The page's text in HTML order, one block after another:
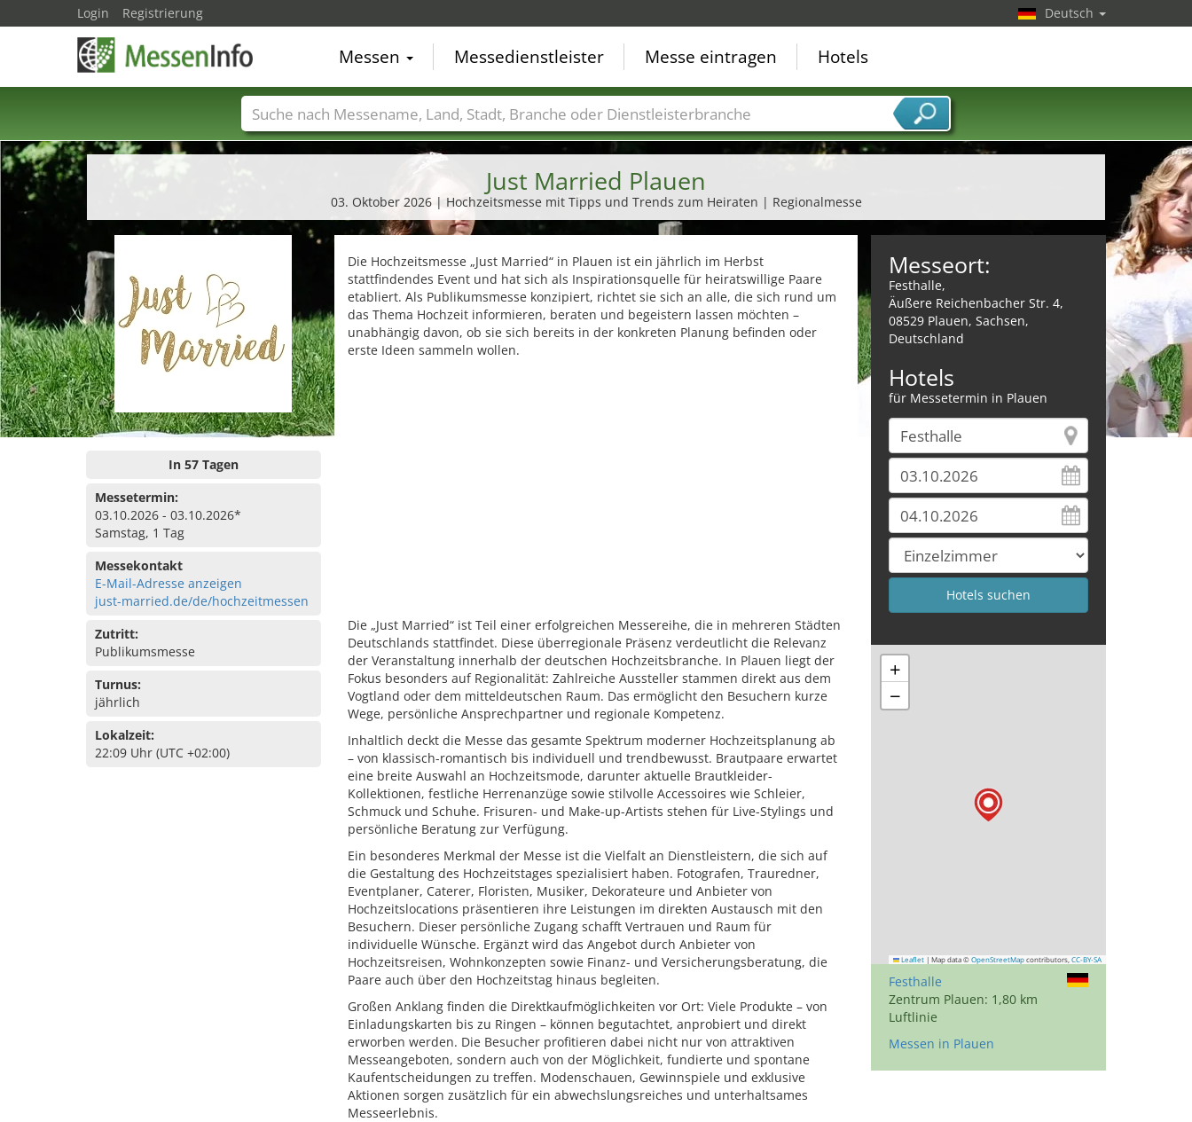
Just Married Plauen
03. Oktober 2026 | Hochzeitsmesse mit Tipps und Trends zum Heiraten | Regionalmesse
In 57 Tagen
Messetermin:
03.10.2026 - 03.10.2026*
Samstag, 1 Tag
Messekontakt
E-Mail-Adresse anzeigen
just-married.de/de/hochzeitmessen
Zutritt:
Publikumsmesse
Turnus:
jährlich
Lokalzeit:
22:09 Uhr (UTC +02:00)
Die Hochzeitsmesse „Just Married“ in Plauen ist ein jährlich im Herbst
stattfindendes Event und hat sich als Inspirationsquelle für heiratswillige Paare
etabliert. Als Publikumsmesse konzipiert, richtet sie sich an alle, die sich rund um
das Thema Hochzeit informieren, beraten und begeistern lassen möchten –
unabhängig davon, ob sie sich bereits in der konkreten Planung befinden oder
erste Ideen sammeln wollen.
Die „Just Married“ ist Teil einer erfolgreichen Messereihe, die in mehreren Städten
Deutschlands stattfindet. Diese überregionale Präsenz verdeutlicht die Relevanz
der Veranstaltung innerhalb der deutschen Hochzeitsbranche. In Plauen liegt der
Fokus besonders auf Regionalität: Zahlreiche Aussteller stammen direkt aus dem
Vogtland oder dem mitteldeutschen Raum. Das ermöglicht den Besuchern kurze
Wege, persönliche Ansprechpartner und regionale Kompetenz.
Inhaltlich deckt die Messe das gesamte Spektrum moderner Hochzeitsplanung ab
– von klassisch-romantisch bis individuell und trendbewusst. Brautpaare erwartet
eine breite Auswahl an Hochzeitsmode, darunter aktuelle Brautkleider-
Kollektionen, festliche Herrenanzüge sowie stilvolle Accessoires wie Schleier,
Schmuck und Schuhe. Frisuren- und Make-up-Artists stehen für Live-Stylings und
persönliche Beratung zur Verfügung.
Ein besonderes Merkmal der Messe ist die Vielfalt an Dienstleistern, die sich auf
die Gestaltung des Hochzeitstages spezialisiert haben. Fotografen, Trauredner,
Eventplaner, Caterer, Floristen, Musiker, Dekorateure und Anbieter von
Hochzeitslocations präsentieren ihre Leistungen im direkten Austausch mit den
Besuchern. Dieser persönliche Zugang schafft Vertrauen und Raum für
individuelle Wünsche. Ergänzt wird das Angebot durch Anbieter von
Hochzeitsreisen, Wohnkonzepten sowie Finanz- und Versicherungsberatung, die
Paare auch über den Hochzeitstag hinaus begleiten.
Großen Anklang finden die Direktkaufmöglichkeiten vor Ort: Viele Produkte – von
Einladungskarten bis zu Ringen – können begutachtet, anprobiert und direkt
erworben werden. Die Besucher profitieren dabei nicht nur von attraktiven
Messeangeboten, sondern auch von der Möglichkeit, fundierte und spontane
Kaufentscheidungen zu treffen. Modenschauen, Gewinnspiele und exklusive
Aktionen sorgen zusätzlich für ein abwechslungsreiches und unterhaltsames
Messeerlebnis.
Messeort:
Festhalle,
Äußere Reichenbacher Str. 4,
08529 Plauen, Sachsen,
Deutschland
Hotels
für Messetermin in Plauen
+
−
Leaflet | Map data © OpenStreetMap contributors, CC-BY-SA
Festhalle
Zentrum Plauen: 1,80 km
Luftlinie
Messen in Plauen
Login Registrierung Deutsch
Messen Messedienstleister Messe eintragen Hotels
Messenamen Länder Städte Branchen Dienstleisterbranchen